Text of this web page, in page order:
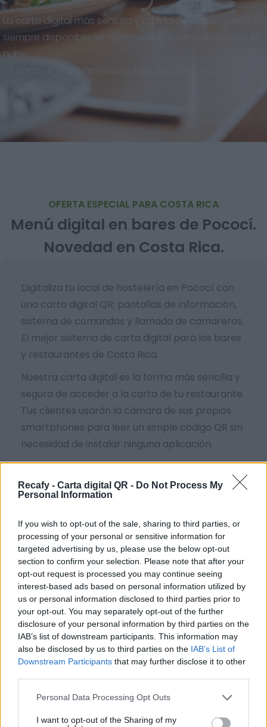
Recafy - Carta digital QR - Do Not Process My
Personal Information
If you wish to opt-out of the sale, sharing to third parties, or
processing of your personal or sensitive information for
targeted advertising by us, please use the below opt-out
section to confirm your selection. Please note that after your
opt-out request is processed you may continue seeing
interest-based ads based on personal information utilized by
us or personal information disclosed to third parties prior to
your opt-out. You may separately opt-out of the further
disclosure of your personal information by third parties on the
IAB’s list of downstream participants. This information may
also be disclosed by us to third parties on the IAB’s List of
Downstream Participants that may further disclose it to other
Please note that this website/app uses one or more Google
not limited to your visit or usage behaviour. You may click to
Personal Data Processing Opt Outs
I want to opt-out of the Sharing of my
La carta digital más sencilla y rápida de utilizar. Menú
siempre disponible en nuestra plataforma segura en la
nube.
La carta digital más innovadora de Costa Rica.
OFERTA ESPECIAL PARA COSTA RICA
Menú digital en bares de Pococí.
Novedad en Costa Rica.
Digitaliza tu local de hostelería en Pococí con
una carta digital QR, pantallas de información,
sistema de comandas y llamada de camareros.
El mejor sistema de carta digital para los bares
y restaurantes de Costa Rica.
Nuestra carta digital es la forma más sencilla y
segura de acceder a la carta de tu restaurante.
Tus clientes usarán la cámara de sus propios
smartphones para leer un simple código QR sin
necesidad de instalar ninguna aplicación.
Te ofrecemos todo lo que necesitas para
mejorar la comunicación con tus clientes. Con la
carta digital QR tus comensales descubrirán tu
Por eso hemos diseñado un sistema capaz de
ayudar a tu negocio a adaptarse a las
circunstancias actuales que nuestro país está
viviendo. Contamos con una carta de servicios
que pueden ayudarte a aminorar las cargas de
trabajo en tu negocio o empresa para que
puedas ofrecer a tus clientes la seguridad y el
apoyo que merecen. Llega la transformación